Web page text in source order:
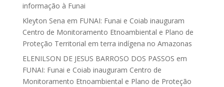
informação à Funai
Kleyton Sena em FUNAI: Funai e Coiab inauguram
Centro de Monitoramento Etnoambiental e Plano de
Proteção Territorial em terra indígena no Amazonas
ELENILSON DE JESUS BARROSO DOS PASSOS em
FUNAI: Funai e Coiab inauguram Centro de
Monitoramento Etnoambiental e Plano de Proteção